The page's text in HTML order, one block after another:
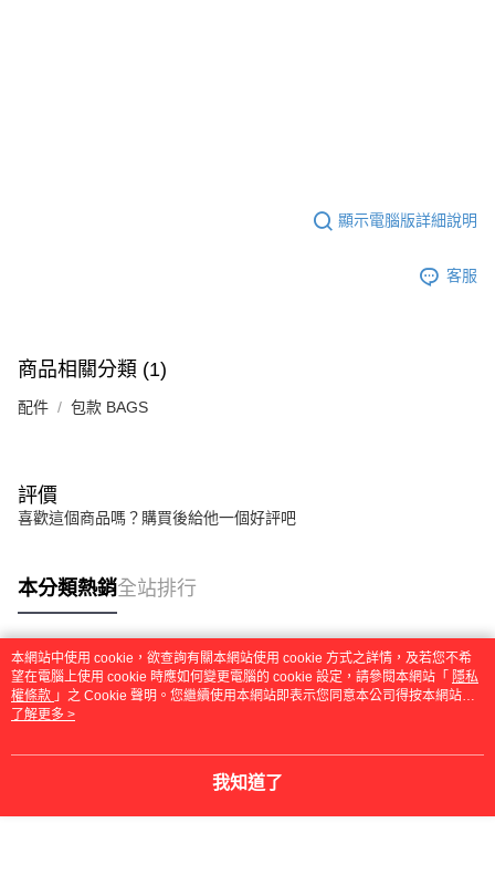
顯示電腦版詳細說明
客服
商品相關分類 (1)
配件 包款 BAGS
評價
喜歡這個商品嗎？購買後給他一個好評吧
本分類熱銷全站排行
熱門標籤
本網站中使用 cookie，欲查詢有關本網站使用 cookie 方式之詳情，及若您不希
望在電腦上使用 cookie 時應如何變更電腦的 cookie 設定，請參閱本網站「 隱私
權條款 」之 Cookie 聲明。您繼續使用本網站即表示您同意本公司得按本網站使
用條款之 Cookie 聲明使用 cookie。
了解更多 >
我知道了